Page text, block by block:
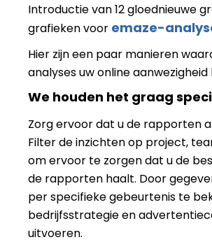
Introductie van 12 gloednieuwe
grafieken voor emaze-
Hier zijn een paar manieren
analyses uw online
We houden het graag
Zorg ervoor dat u de rapporten
Filter de inzichten op project,
om ervoor te zorgen dat u de
de rapporten haalt. Door
per specifieke gebeurtenis te
bedrijfsstrategie en
uitvoeren.